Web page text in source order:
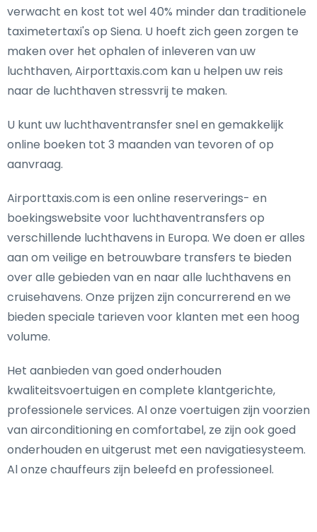
verwacht en kost tot wel 40% minder dan traditionele
taximetertaxi's op Siena. U hoeft zich geen zorgen te
maken over het ophalen of inleveren van uw
luchthaven, Airporttaxis.com kan u helpen uw reis
naar de luchthaven stressvrij te maken.
U kunt uw luchthaventransfer snel en gemakkelijk
online boeken tot 3 maanden van tevoren of op
aanvraag.
Airporttaxis.com is een online reserverings- en
boekingswebsite voor luchthaventransfers op
verschillende luchthavens in Europa. We doen er alles
aan om veilige en betrouwbare transfers te bieden
over alle gebieden van en naar alle luchthavens en
cruisehavens. Onze prijzen zijn concurrerend en we
bieden speciale tarieven voor klanten met een hoog
volume.
Het aanbieden van goed onderhouden
kwaliteitsvoertuigen en complete klantgerichte,
professionele services. Al onze voertuigen zijn voorzien
van airconditioning en comfortabel, ze zijn ook goed
onderhouden en uitgerust met een navigatiesysteem.
Al onze chauffeurs zijn beleefd en professioneel.